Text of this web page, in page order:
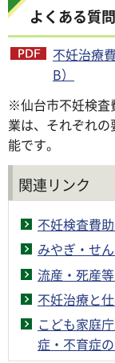
よくある質
不妊治療
B）
※仙台市不妊検査
業は、それぞれ
能です。
関連リンク
不妊検査費
みやぎ・せ
流産・死産
不妊治療と
こども家庭
症・不育症の